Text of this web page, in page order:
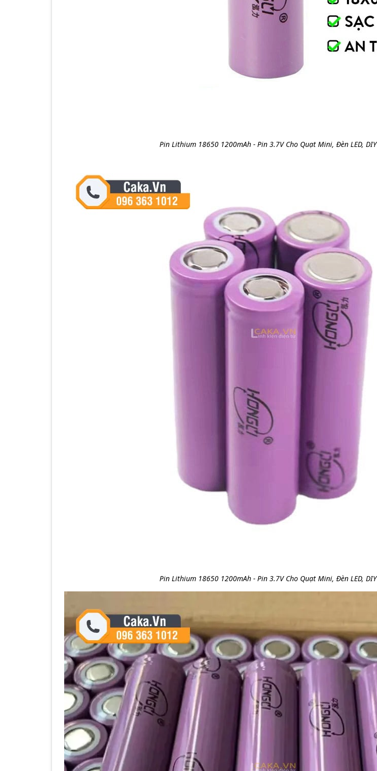
Pin Lithium 18650 1200mAh - Pin 3.7V Cho Quạt Mini, Đèn LED, DIY
Pin Lithium 18650 1200mAh - Pin 3.7V Cho Quạt Mini, Đèn LED, DIY